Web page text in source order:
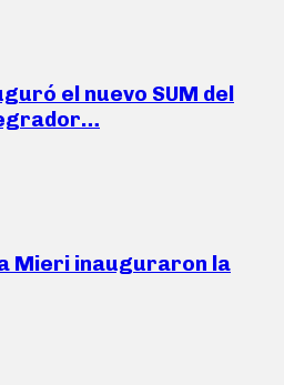
el nuevo SUM del
Mieri inauguraron la